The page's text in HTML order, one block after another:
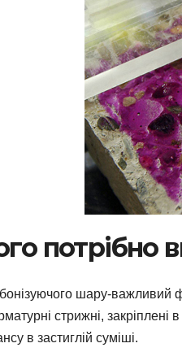
потрібно
шару-важливий
стрижні,
в застиглій суміші.